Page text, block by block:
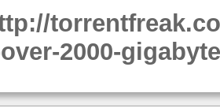
2000-